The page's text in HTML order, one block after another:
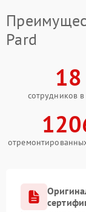
Pard
18
сотрудников